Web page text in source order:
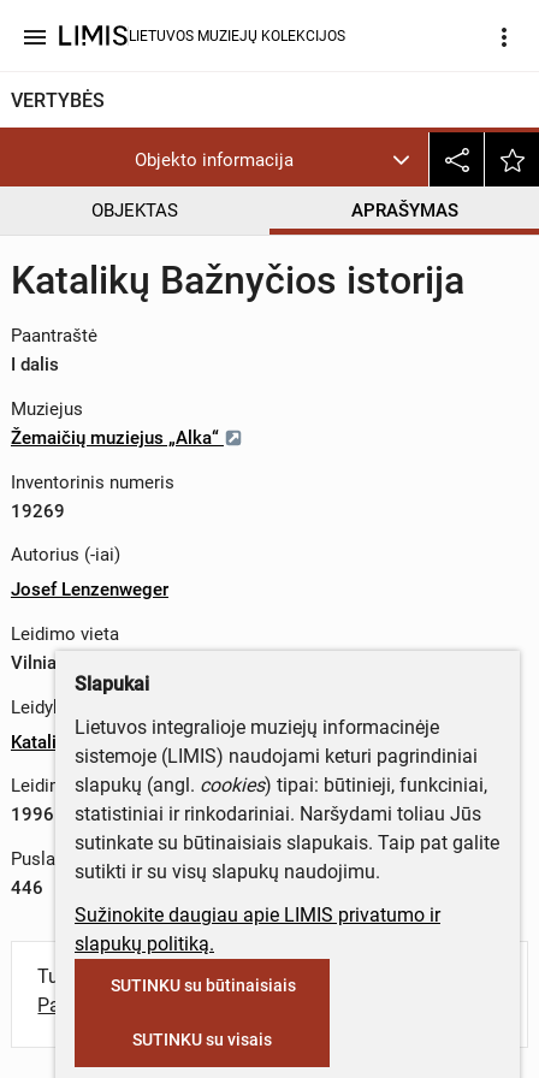
menu LIETUVOS MUZIEJŲ KOLEKCIJOS more_vert
VERTYBĖS
Objekto informacija
OBJEKTAS APRAŠYMAS
Katalikų Bažnyčios istorija
Paantraštė
I dalis
Muziejus
Žemaičių muziejus „Alka“
Inventorinis numeris
19269
Autorius (-iai)
Josef Lenzenweger
Leidimo vieta
Vilniaus m. sav., Lietuva
Leidykla
Katalikų pasaulis
Leidimo metai
1996 m.
Puslapių skaičius
446
Turite daugiau informacijos apie objektą?
Parašykite mums!
Slapukai
Lietuvos integralioje muziejų informacinėje
sistemoje (LIMIS) naudojami keturi pagrindiniai
slapukų (angl. cookies) tipai: būtinieji, funkciniai,
statistiniai ir rinkodariniai. Naršydami toliau Jūs
sutinkate su būtinaisiais slapukais. Taip pat galite
sutikti ir su visų slapukų naudojimu.
Sužinokite daugiau apie LIMIS privatumo ir
slapukų politiką.
SUTINKU su būtinaisiais
SUTINKU su visais